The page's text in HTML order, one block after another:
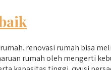
renovasi rumah bisa
rumah oleh mengerti